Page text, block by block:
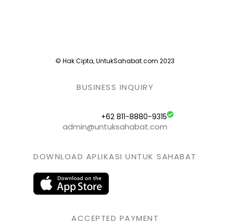
© Hak Cipta, UntukSahabat.com 2023
BUSINESS INQUIRY
+62 811-8880-9315
admin@untuksahabat.com
DOWNLOAD APLIKASI UNTUK SAHABAT
ACCEPTED PAYMENT